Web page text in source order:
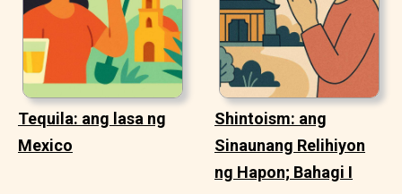
Tequila: ang lasa ng
Mexico
Shintoism: ang
Sinaunang Relihiyon
ng Hapon; Bahagi I